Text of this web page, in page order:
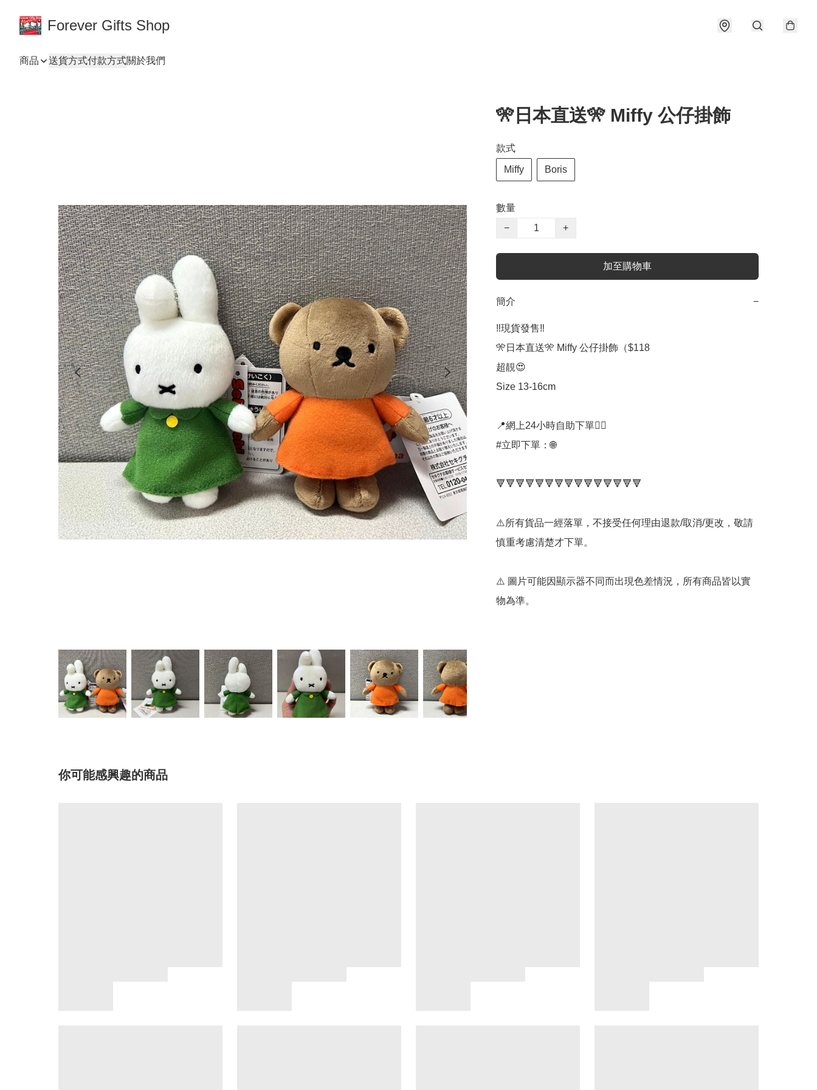
Forever Gifts Shop
商品 送貨方式付款方式關於我們
🎌日本直送🎌 Miffy 公仔掛飾
款式
Miffy Boris
數量
−
+
加至購物車
簡介 −
‼️現貨發售‼️
🎌日本直送🎌 Miffy 公仔掛飾（$118
超靚😍
Size 13-16cm
📍網上24小時自助下單👍🏻
#立即下單：🌐
🔻🔻🔻🔻🔻🔻🔻🔻🔻🔻🔻🔻🔻🔻🔻
⚠️所有貨品一經落單，不接受任何理由退款/取消/更改，敬請
慎重考慮清楚才下單。
⚠️ 圖片可能因顯示器不同而出現色差情況，所有商品皆以實
物為準。
你可能感興趣的商品